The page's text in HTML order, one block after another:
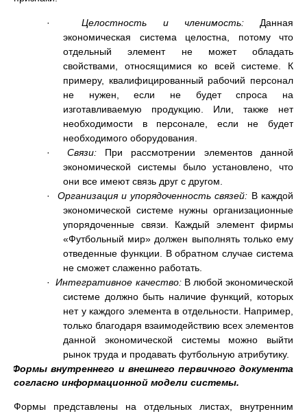
·Целостность и членимость:Данная
экономическая система целостна, потому что
отдельный элемент не может обладать
свойствами, относящимися ко всей системе. К
примеру, квалифицированный рабочий персонал
не нужен, если не будет спроса на
изготавливаемую продукцию. Или, также нет
необходимости в персонале, если не будет
необходимого оборудования.
· Связи:При рассмотрении элементов данной
экономической системы было установлено, что
они все имеют связь друг с другом.
· Организация и упорядоченность связей: В каждой
экономической системе нужны организационные
упорядоченные связи. Каждый элемент фирмы
«Футбольный мир» должен выполнять только ему
отведенные функции. В обратном случае система
не сможет слаженно работать.
·Интегративное качество:В любой экономической
системе должно быть наличие функций, которых
нет у каждого элемента в отдельности. Например,
только благодаря взаимодействию всех элементов
данной экономической системы можно выйти
рынок труда и продавать футбольную атрибутику.
Формы внутреннего и внешнего первичного документа
согласно информационной модели системы.
Формы представлены на отдельных листах, внутренним